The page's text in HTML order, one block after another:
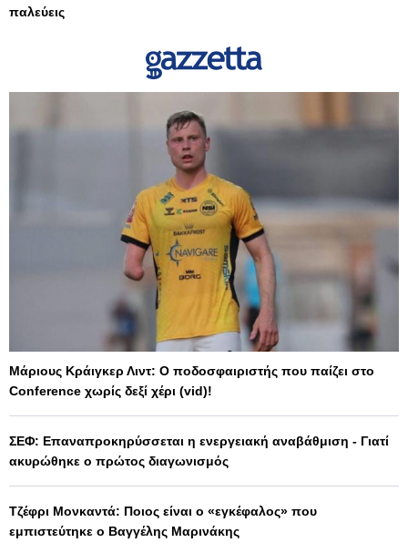
παλεύεις
Μάριους Κράιγκερ Λιντ: Ο ποδοσφαιριστής που παίζει στο
Conference χωρίς δεξί χέρι (vid)!
ΣΕΦ: Επαναπροκηρύσσεται η ενεργειακή αναβάθμιση - Γιατί
ακυρώθηκε ο πρώτος διαγωνισμός
Τζέφρι Μονκαντά: Ποιος είναι ο «εγκέφαλος» που
εμπιστεύτηκε ο Βαγγέλης Μαρινάκης